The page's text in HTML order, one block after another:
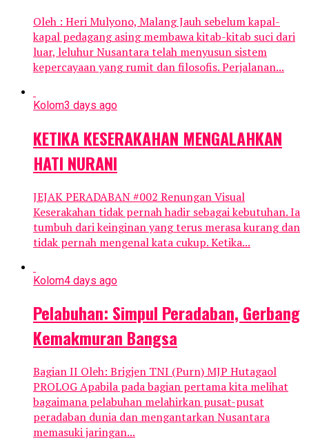
Oleh : Heri Mulyono, Malang Jauh sebelum kapal-
kapal pedagang asing membawa kitab-kitab suci dari
luar, leluhur Nusantara telah menyusun sistem
kepercayaan yang rumit dan filosofis. Perjalanan...
Kolom3 days ago
KETIKA KESERAKAHAN MENGALAHKAN
HATI NURANI
JEJAK PERADABAN #002 Renungan Visual
Keserakahan tidak pernah hadir sebagai kebutuhan. Ia
tumbuh dari keinginan yang terus merasa kurang dan
tidak pernah mengenal kata cukup. Ketika...
Kolom4 days ago
Pelabuhan: Simpul Peradaban, Gerbang
Kemakmuran Bangsa
Bagian II Oleh: Brigjen TNI (Purn) MJP Hutagaol
PROLOG Apabila pada bagian pertama kita melihat
bagaimana pelabuhan melahirkan pusat-pusat
peradaban dunia dan mengantarkan Nusantara
memasuki jaringan...